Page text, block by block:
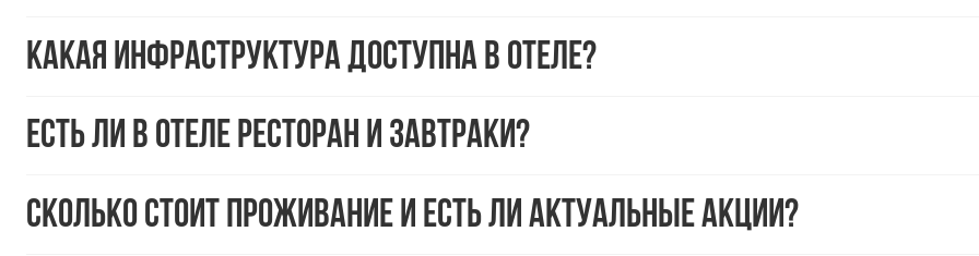
Какая инфраструктура доступна в отеле?
Есть ли в отеле ресторан и завтраки?
Сколько стоит проживание и есть ли актуальные акции?